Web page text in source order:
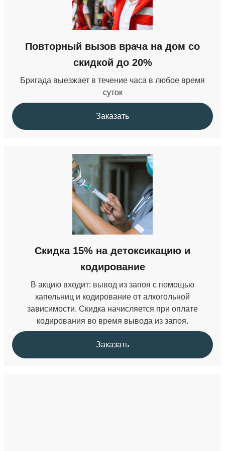
Повторный вызов врача на дом со
скидкой до 20%
Бригада выезжает в течение часа в любое время
суток
Заказать
Скидка 15% на детоксикацию и
кодирование
В акцию входит: вывод из запоя с помощью
капельниц и кодирование от алкогольной
зависимости. Скидка начисляется при оплате
кодирования во время вывода из запоя.
Заказать